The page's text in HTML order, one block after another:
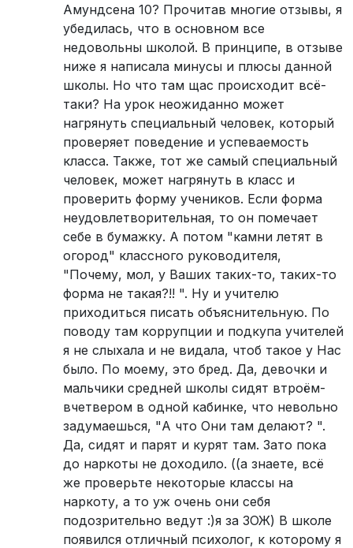
Амундсена 10? Прочитав многие отзывы, я
убедилась, что в основном все
недовольны школой. В принципе, в отзыве
ниже я написала минусы и плюсы данной
школы. Но что там щас происходит всё-
таки? На урок неожиданно может
нагрянуть специальный человек, который
проверяет поведение и успеваемость
класса. Также, тот же самый специальный
человек, может нагрянуть в класс и
проверить форму учеников. Если форма
неудовлетворительная, то он помечает
себе в бумажку. А потом "камни летят в
огород" классного руководителя,
"Почему, мол, у Ваших таких-то, таких-то
форма не такая?!! ". Ну и учителю
приходиться писать объяснительную. По
поводу там коррупции и подкупа учителей
я не слыхала и не видала, чтоб такое у Нас
было. По моему, это бред. Да, девочки и
мальчики средней школы сидят втроём-
вчетвером в одной кабинке, что невольно
задумаешься, "А что Они там делают? ".
Да, сидят и парят и курят там. Зато пока
до наркоты не доходило. ((а знаете, всё
же проверьте некоторые классы на
наркоту, а то уж очень они себя
подозрительно ведут :)я за ЗОЖ) В школе
появился отличный психолог, к которому я